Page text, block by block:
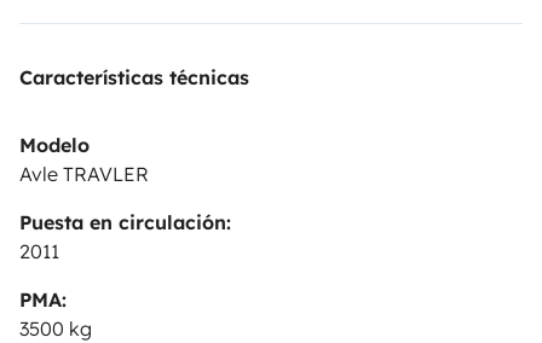
Características técnicas
Modelo
Avle TRAVLER
Puesta en circulación:
2011
PMA:
3500 kg